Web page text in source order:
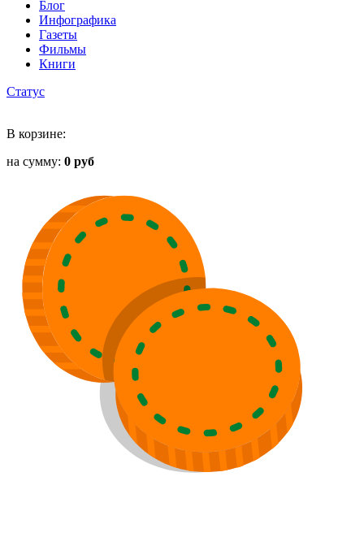
Блог
Инфографика
Газеты
Фильмы
Книги
Статус
В корзине:
на сумму: 0 руб